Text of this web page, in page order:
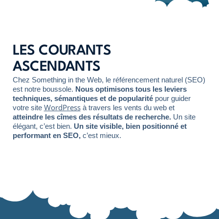
LES COURANTS
ASCENDANTS
Chez Something in the Web, le référencement naturel (SEO)
est notre boussole. Nous optimisons tous les leviers
techniques, sémantiques et de popularité pour guider
votre site WordPressà travers les vents du web et
atteindre les cîmes des résultats de recherche. Un site
élégant, c’est bien. Un site visible, bien positionné et
performant en SEO,c’est mieux.